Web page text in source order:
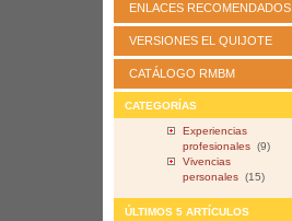
ENLACES RECOMENDADOS
VERSIONES EL QUIJOTE
CATÁLOGO RMBM
CATEGORÍAS
Experiencias
profesionales (9)
Vivencias
personales (15)
ÚLTIMOS 5 ARTÍCULOS